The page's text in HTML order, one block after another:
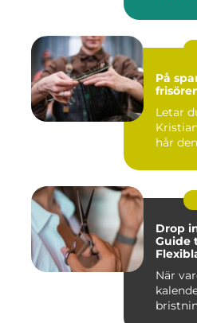
På
Letar
hår
Drop
Guide
När